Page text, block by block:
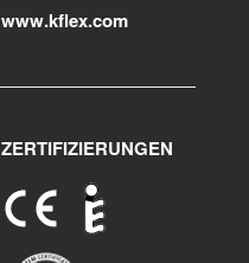
www.kflex.com
ZERTIFIZIERUNGEN